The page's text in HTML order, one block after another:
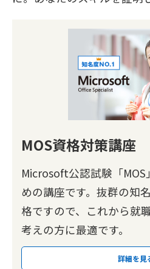
MOS資格対策講座
Microsoft公認試験「
めの講座です。抜群の知
格ですので、これから就
考えの方に最適です。
詳細を見